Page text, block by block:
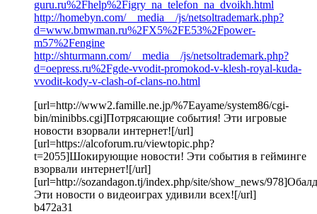
guru.ru%2Fhelp%2Figry_na_telefon_na_dvoikh.html
http://homebyn.com/__media__/js/netsoltrademark.php?
d=www.bmwman.ru%2FX5%2FE53%2Fpower-
m57%2Fengine
http://shturmann.com/__media__/js/netsoltrademark.php?
d=oepress.ru%2Fgde-vvodit-promokod-v-klesh-royal-kuda-
vvodit-kody-v-clash-of-clans-no.html
[url=http://www2.famille.ne.jp/%7Eayame/system86/cgi-
bin/minibbs.cgi]Потрясающие события! Эти игровые
новости взорвали интернет![/url]
[url=https://alcoforum.ru/viewtopic.php?
t=2055]Шокирующие новости! Эти события в гейминге
взорвали интернет![/url]
[url=http://sozandagon.tj/index.php/site/show_news/
Эти новости о видеоиграх удивили всех![/url]
b472a31